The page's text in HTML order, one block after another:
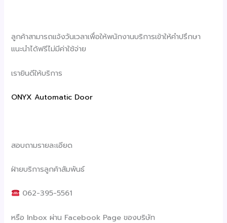
ลูกค้าสามารถแจ้งวันเวลาเพื่อให้พนักงานบริการเข้าให้คำปรึกษา
แนะนำได้ฟรีไม่มีค่าใช้จ่าย
เรายินดีให้บริการ
ONYX Automatic Door
สอบถามรายละเอียด
ฝ่ายบริการลูกค้าสัมพันธ์
062-395-5561
หรือ Inbox ผ่าน Facebook Page ของบริษัท